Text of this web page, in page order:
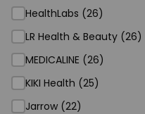
HealthLabs (26)
LR Health & Beauty (26)
MEDICALINE (26)
KIKI Health (25)
Jarrow (22)